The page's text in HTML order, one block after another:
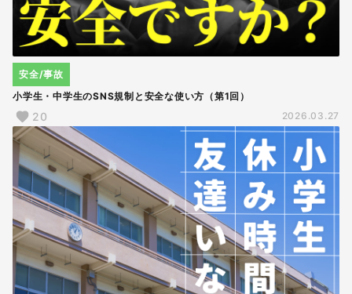
小学生・中学生のSNS規制と安全な使い方（第1回）
安全/事故
20 2026.03.27